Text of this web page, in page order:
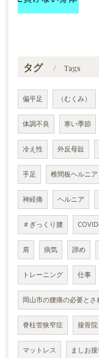
タグ Tags
偏平足 （むくみ）
体調不良 寒い季節
冷え性 外反母趾
手足 椎間板ヘルニア
神経痛 ヘルニア
＃ぎっくり腰
肩 病気 諦め
トレーニング 仕事
岡山市の腰痛の必要とさ
脊柱管狭窄症 接骨院
マットレス ましお